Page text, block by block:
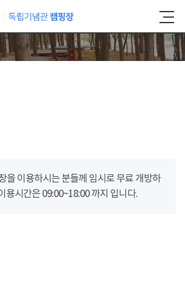
을 이용하시는 분들께 임시로 무료 개방하
용시간은 09:00~18:00 까지 입니다.